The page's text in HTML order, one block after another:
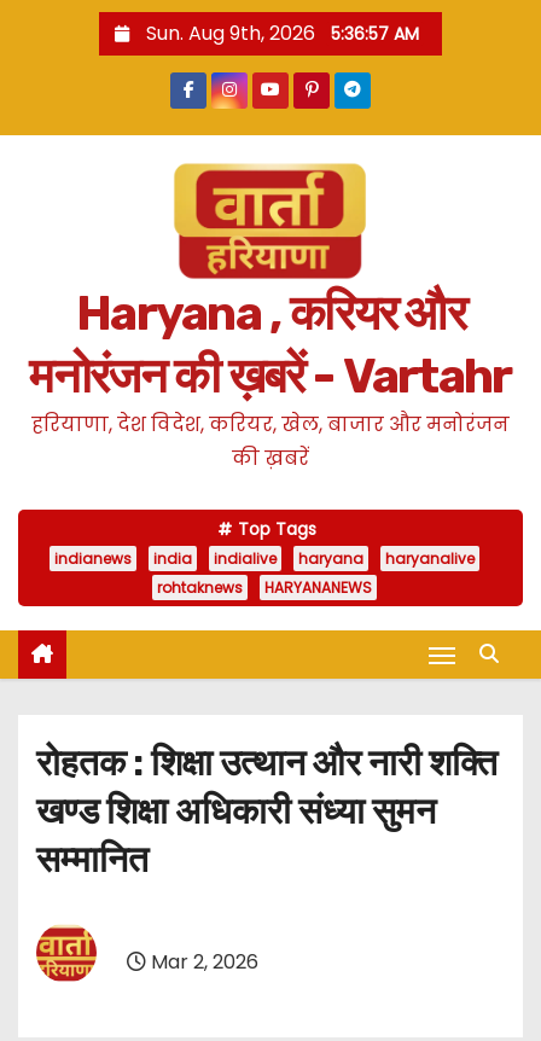
Sun. Aug 9th, 2026 5:36:58 AM
Haryana , करियर और
मनोरंजन की ख़बरें - Vartahr
हरियाणा, देश विदेश, करियर, खेल, बाजार और मनोरंजन
की ख़बरें
Top Tags
indianews india indialive haryana
haryanalive
rohtaknews
HARYANANEWS
रोहतक : शिक्षा उत्थान और नारी शक्ति
खण्ड शिक्षा अधिकारी संध्या सुमन
सम्मानित
Mar 2, 2026